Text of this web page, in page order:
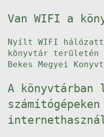
Van WIFI a
Nyílt WIFI
könyvtár területén
Bekes Megyei
A könyvtárban